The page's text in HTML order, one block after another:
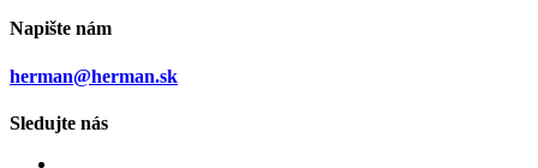
Napište nám
herman@herman.sk
Sledujte nás